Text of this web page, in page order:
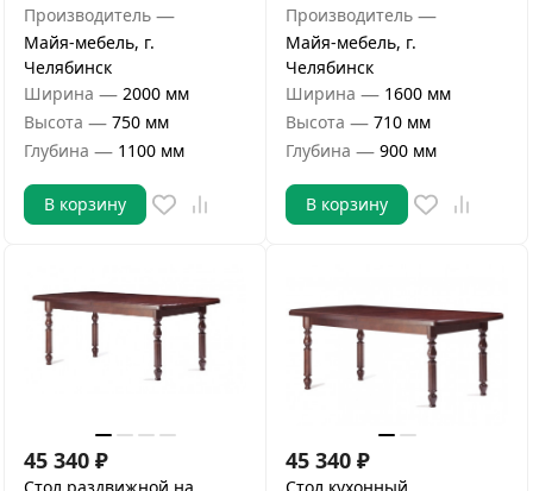
Производитель —
Майя-мебель, г.
Челябинск
Ширина — 2000 мм
Высота — 750 мм
Глубина — 1100 мм
В корзину
Производитель —
Майя-мебель, г.
Челябинск
Ширина — 1600 мм
Высота — 710 мм
Глубина — 900 мм
В корзину
45 340 ₽ 45 340 ₽